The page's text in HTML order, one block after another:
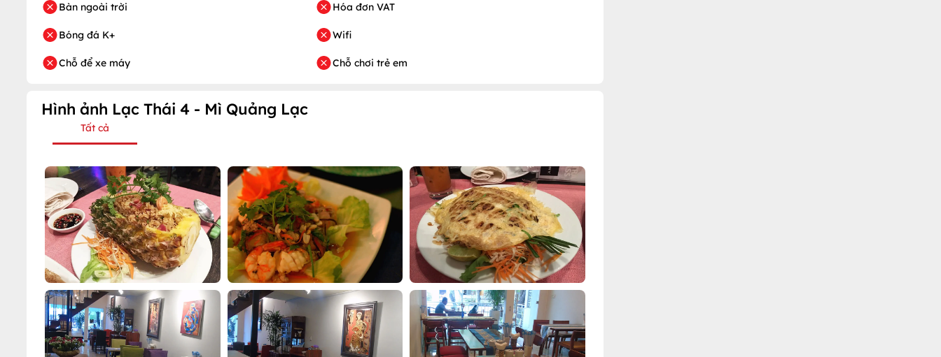
Bàn ngoài trời
Bóng đá K+
Chỗ để xe máy
Hóa đơn VAT
Wifi
Chỗ chơi trẻ em
Hình ảnh Lạc Thái 4 - Mì Quảng Lạc
Tất cả